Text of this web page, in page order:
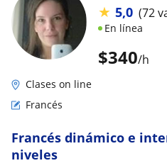
$340/h
★ 5,0 (72
En línea
Clases on line
Francés
Francés dinámico e
niveles